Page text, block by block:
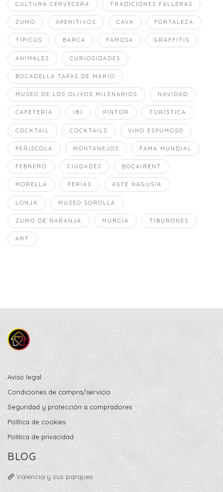
CULTURA CERVECERA TRADICIONES FALLERAS
ZUMO APERITIVOS CAVA FORTALEZA
TÍPICOS BARCA FAMOSA GRAFFITIS
ANIMALES CURIOSIDADES
BOCADELLA TAPAS DE MARIO
MUSEO DE LOS OLIVOS MILENARIOS NAVIDAD
CAFETERIA IBI PINTOR TURÍSTICA
COCKTAIL COCKTAILS VINO ESPUMOSO
PEÑISCOLA MONTANEJOS FAMA MUNDIAL
FEBRERO CIUDADES BOCAIRENT
MORELLA FERIAS ASTE NAGUSIA
LONJA MUSEO SOROLLA
ZUMO DE NARANJA MURCIA TIBURONES
ART
Aviso legal
Condiciones de compra/servicio
Seguridad y protección a compradores
Política de cookies
Política de privacidad
BLOG
Valencia y sus parques